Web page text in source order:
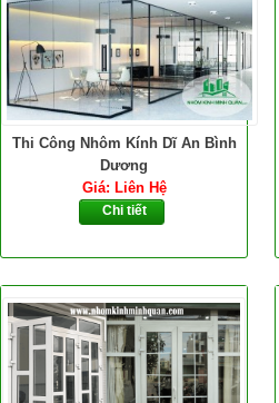
Thi Công Nhôm Kính Dĩ An Bình
Dương
Giá: Liên Hệ
Chi tiết